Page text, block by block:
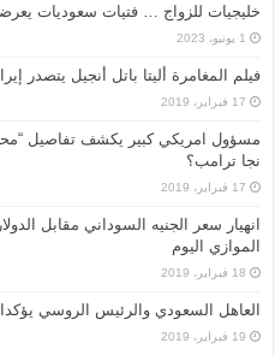
خليجيات للزواج … فتيات سعوديات
1 يونيو، 2023
فيلم المغامرة أليتا‭ ‬باتل أنجيل يتصدر إيرادات السينما الأمريكية هذا الاسبوع
17 فبراير، 2019
مسؤول امريكي كبير يكشف تفاصيل
نجا ترامب؟
17 فبراير، 2019
انهيار سعر الجنيه السوداني مقابل
الموازي اليوم
18 فبراير، 2019
العاهل السعودي والرئيس الروسي يؤكدان
19 فبراير، 2019